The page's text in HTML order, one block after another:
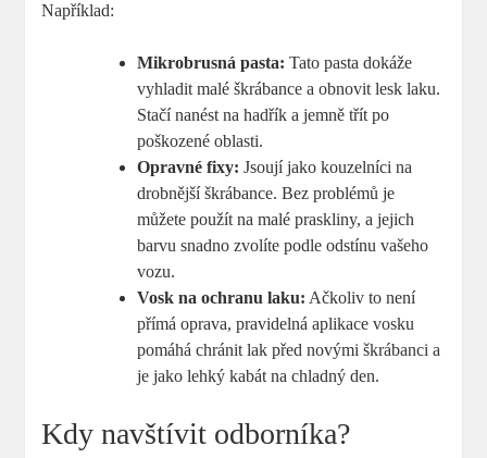
Například:
Mikrobrusná pasta: Tato pasta dokáže
vyhladit malé škrábance a obnovit lesk laku.
Stačí nanést na hadřík a jemně třít po
poškozené oblasti.
Opravné fixy: Jsoují jako kouzelníci na
drobnější škrábance. Bez problémů je
můžete použít na malé praskliny, a jejich
barvu snadno zvolíte podle odstínu vašeho
vozu.
Vosk na ochranu laku: Ačkoliv to není
přímá oprava, pravidelná aplikace vosku
pomáhá chránit lak před novými škrábanci a
je jako lehký kabát na chladný den.
Kdy navštívit odborníka?